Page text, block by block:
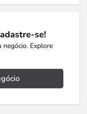
se!
negócio. Explore